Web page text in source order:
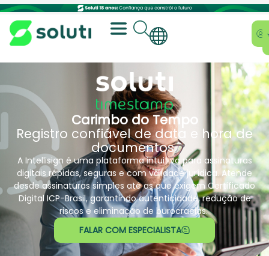
Carimbo do Tempo
Registro confiável de data e hora de
documentos
A Intellisign é uma plataforma intuitiva para assinaturas
digitais rápidas, seguras e com validade jurídica. Atende
desde assinaturas simples até as que exigem Certificado
Digital ICP-Brasil, garantindo autenticidade, redução de
riscos e eliminação de burocracias.
FALAR COM ESPECIALISTA